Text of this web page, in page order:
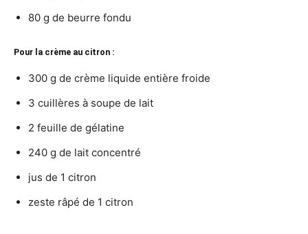
80 g de beurre fondu
Pour la crème au citron :
300 g de crème liquide entière froide
3 cuillères à soupe de lait
2 feuille de gélatine
240 g de lait concentré
jus de 1 citron
zeste râpé de 1 citron